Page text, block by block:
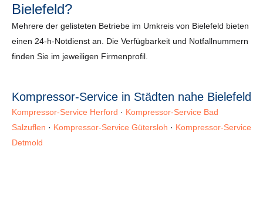
Bielefeld?
Mehrere der gelisteten Betriebe im Umkreis von Bielefeld bieten
einen 24-h-Notdienst an. Die Verfügbarkeit und Notfallnummern
finden Sie im jeweiligen Firmenprofil.
Kompressor-Service in Städten nahe Bielefeld
Kompressor-Service Herford · Kompressor-Service Bad
Salzuflen · Kompressor-Service Gütersloh · Kompressor-Service
Detmold